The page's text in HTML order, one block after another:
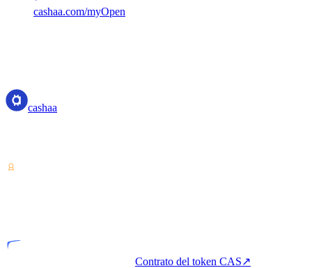
cashaa.com/myOpen
cashaa
Contrato del token CAS↗